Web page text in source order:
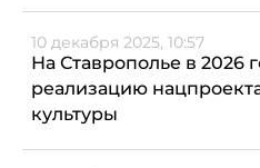
10 декабря 2025, 10:57
На Ставрополье в 2026
реализацию
культуры